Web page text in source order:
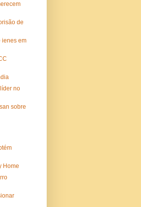
de
ienes em
no
sobre
Home